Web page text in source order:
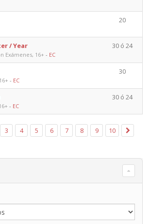
20
/ Year
Exámenes, 16+ - EC
30 ó 24
- EC
30
- EC
30 ó 24
3 4 5 6 7 8 9 10